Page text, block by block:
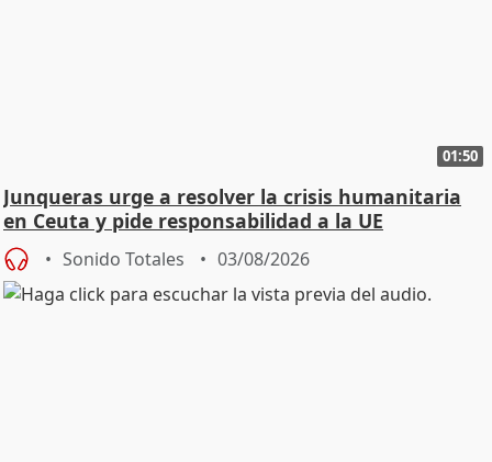
01:50
Junqueras urge a resolver la crisis humanitaria
en Ceuta y pide responsabilidad a la UE
Sonido Totales 03/08/2026